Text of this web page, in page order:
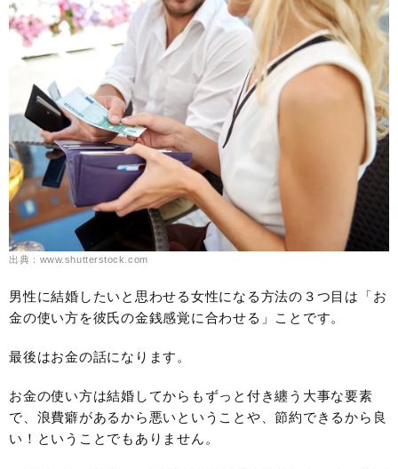
出典：www.shutterstock.com
男性に結婚したいと思わせる女性になる方法の３つ目は「お
金の使い方を彼氏の金銭感覚に合わせる」ことです。
最後はお金の話になります。
お金の使い方は結婚してからもずっと付き纏う大事な要素
で、浪費癖があるから悪いということや、節約できるから良
い！ということでもありません。